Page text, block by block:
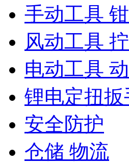
手动工具
风动工具
电动工具
锂电定扭
安全防护
仓储 物流